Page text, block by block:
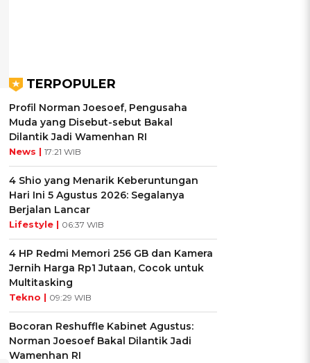
TERPOPULER
Profil Norman Joesoef, Pengusaha
Muda yang Disebut-sebut Bakal
Dilantik Jadi Wamenhan RI
News | 17:21 WIB
4 Shio yang Menarik Keberuntungan
Hari Ini 5 Agustus 2026: Segalanya
Berjalan Lancar
Lifestyle | 06:37 WIB
4 HP Redmi Memori 256 GB dan Kamera
Jernih Harga Rp1 Jutaan, Cocok untuk
Multitasking
Tekno | 09:29 WIB
Bocoran Reshuffle Kabinet Agustus:
Norman Joesoef Bakal Dilantik Jadi
Wamenhan RI